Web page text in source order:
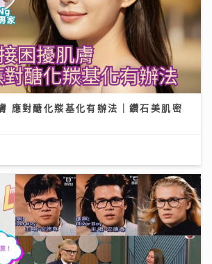
應對醣化羰基化有辦法｜鑽石美肌密